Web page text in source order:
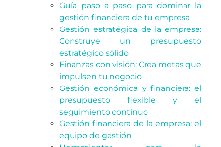
Guía paso a paso para dominar la
gestión financiera de tu empresa
Gestión estratégica de la empresa:
Construye un presupuesto
estratégico sólido
Finanzas con visión: Crea metas que
impulsen tu negocio
Gestión económica y financiera: el
presupuesto flexible y el
seguimiento continuo
Gestión financiera de la empresa: el
equipo de gestión